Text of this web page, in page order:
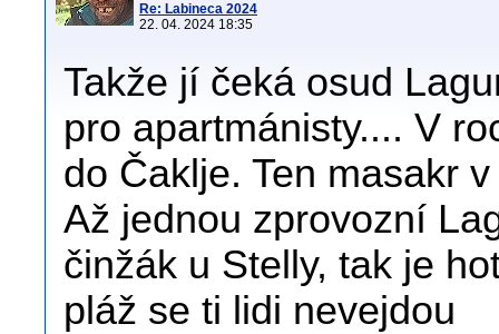
Re: Labineca 2024
22. 04. 2024 18:35
Takže jí čeká osud
pro apartmánisty.... V
do Čaklje. Ten masakr
Až jednou zprovozní
činžák u Stelly, tak je
pláž se ti lidi nevejdou